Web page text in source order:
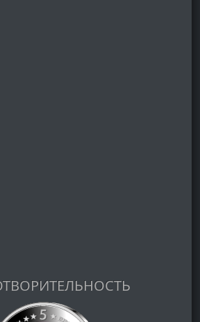
waren stets freundlich und
uns mehr als wohl gefühlt und
wieder!